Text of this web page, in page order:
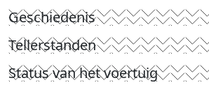
Geschiedenis
Tellerstanden
Status van het voertuig